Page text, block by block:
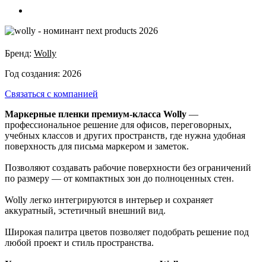
Бренд: Wolly
Год создания: 2026
Связаться с компанией
Маркерные пленки премиум-класса Wolly —
профессиональное решение для офисов, переговорных,
учебных классов и других пространств, где нужна удобная
поверхность для письма маркером и заметок.
Позволяют создавать рабочие поверхности без ограничений
по размеру — от компактных зон до полноценных стен.
Wolly легко интегрируются в интерьер и сохраняет
аккуратный, эстетичный внешний вид.
Широкая палитра цветов позволяет подобрать решение под
любой проект и стиль пространства.